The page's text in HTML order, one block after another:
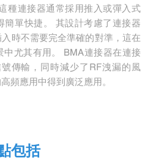
種連接器通常採用推入或彈入式
簡單快捷。 其設計考慮了連接器
時不需要完全準確的對準，這在
中尤其有用。 BMA連接器在連接
傳輸，同時減少了RF洩漏的風
頻應用中得到廣泛應用。
包括